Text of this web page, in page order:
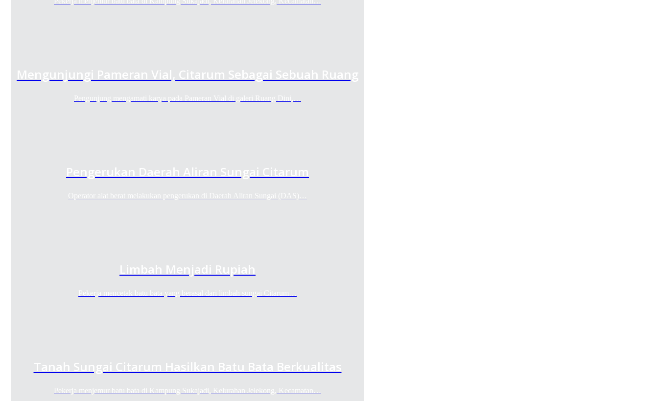
Mengunjungi Pameran Vial, Citarum Sebagai Sebuah Ruang
Pengunjung mengamati karya pada Pameran Vial di galeri Ruang Dini,…
Pengerukan Daerah Aliran Sungai Citarum
Operator alat berat melakukan pengerukan di Daerah Aliran Sungai (DAS)…
Limbah Menjadi Rupiah
Pekerja mencetak batu bata yang berasal dari limbah sungai Citarum…
Tanah Sungai Citarum Hasilkan Batu Bata Berkualitas
Pekerja menjemur batu bata di Kampung Sukajadi, Kelurahan Jelekong, Kecamatan…